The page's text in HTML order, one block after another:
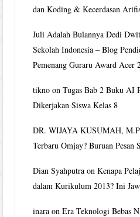
dan Koding & Kecerdasan
Juli Adalah Bulannya Dedi
Sekolah Indonesia – Blog
Pemenang Guraru Award Acer
tikno onTugas Bab 2 Buku AI
Dikerjakan Siswa Kelas 8
DR. WIJAYA KUSUMAH,
Terbaru Omjay? Buruan Pesan
Dian Syahputra onKenapa
dalam Kurikulum 2013? Ini
inara onEra Teknologi Bebas